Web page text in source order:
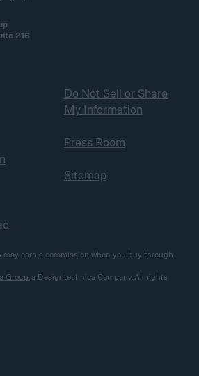
216
Do Not Sell or Share
My Information
Press Room
Sitemap
earn a commission when you buy through
Group , a Designtechnica Company. All rights